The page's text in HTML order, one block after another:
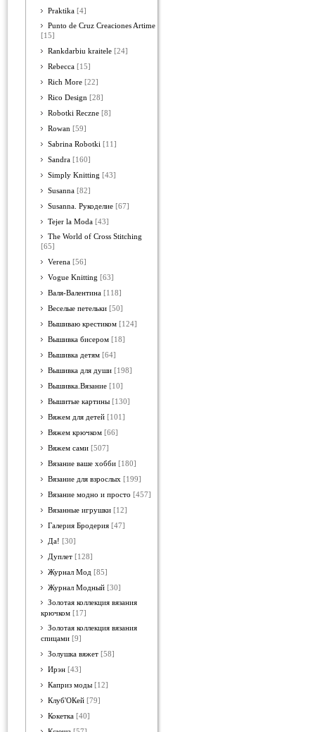
Praktika [4]
Punto de Cruz Creaciones Artime
[15]
Rankdarbiu kraitele [24]
Rebecca [15]
Rich More [22]
Rico Design [28]
Robotki Reczne [8]
Rowan [59]
Sabrina Robotki [11]
Sandra [160]
Simply Knitting [43]
Susanna [82]
Susanna. Рукоделие [67]
Tejer la Moda [43]
The World of Cross Stitching
[65]
Verena [56]
Vogue Knitting [63]
Валя-Валентина [118]
Веселые петельки [50]
Вышиваю крестиком [124]
Вышивка бисером [18]
Вышивка детям [64]
Вышивка для души [198]
Вышивка.Вязание [10]
Вышитые картины [130]
Вяжем для детей [101]
Вяжем крючком [66]
Вяжем сами [507]
Вязание ваше хобби [180]
Вязание для взрослых [199]
Вязание модно и просто [457]
Вязанные игрушки [12]
Галерия Бродерия [47]
Да! [30]
Дуплет [128]
Журнал Мод [85]
Журнал Модный [30]
Золотая коллекция вязания
крючком [17]
Золотая коллекция вязания
спицами [9]
Золушка вяжет [58]
Ирэн [43]
Каприз моды [12]
Клуб'ОКей [79]
Кокетка [40]